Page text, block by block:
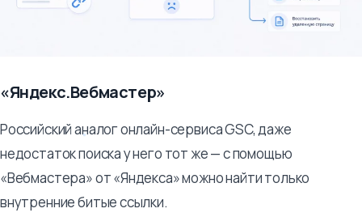
«Яндекс.Вебмастер»
Российский аналог онлайн-сервиса GSC, даже
недостаток поиска у него тот же — с помощью
«Вебмастера» от «Яндекса» можно найти только
внутренние битые ссылки.